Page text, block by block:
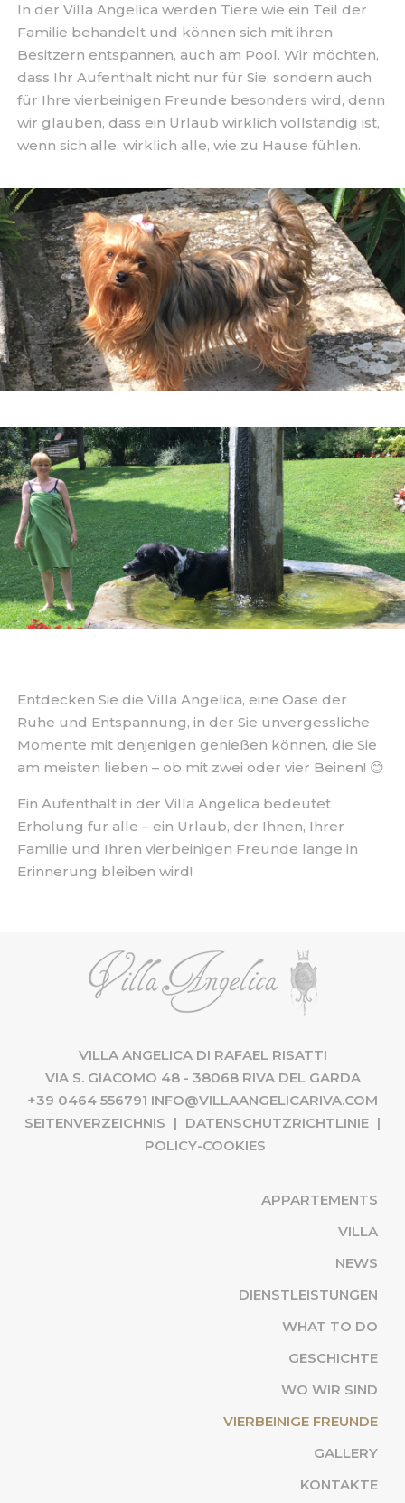
In der Villa Angelica werden Tiere wie ein Teil der
Familie behandelt und können sich mit ihren
Besitzern entspannen, auch am Pool. Wir möchten,
dass Ihr Aufenthalt nicht nur für Sie, sondern auch
für Ihre vierbeinigen Freunde besonders wird, denn
wir glauben, dass ein Urlaub wirklich vollständig ist,
wenn sich alle, wirklich alle, wie zu Hause fühlen.
Entdecken Sie die Villa Angelica, eine Oase der
Ruhe und Entspannung, in der Sie unvergessliche
Momente mit denjenigen genießen können, die Sie
am meisten lieben – ob mit zwei oder vier Beinen! 😊
Ein Aufenthalt in der Villa Angelica bedeutet
Erholung fur alle – ein Urlaub, der Ihnen, Ihrer
Familie und Ihren vierbeinigen Freunde lange in
Erinnerung bleiben wird!
VILLA ANGELICA DI RAFAEL RISATTI
VIA S. GIACOMO 48 - 38068 RIVA DEL GARDA
+39 0464 556791 INFO@VILLAANGELICARIVA.COM
SEITENVERZEICHNIS | DATENSCHUTZRICHTLINIE |
POLICY-COOKIES
APPARTEMENTS
VILLA
NEWS
DIENSTLEISTUNGEN
WHAT TO DO
GESCHICHTE
WO WIR SIND
VIERBEINIGE FREUNDE
GALLERY
KONTAKTE